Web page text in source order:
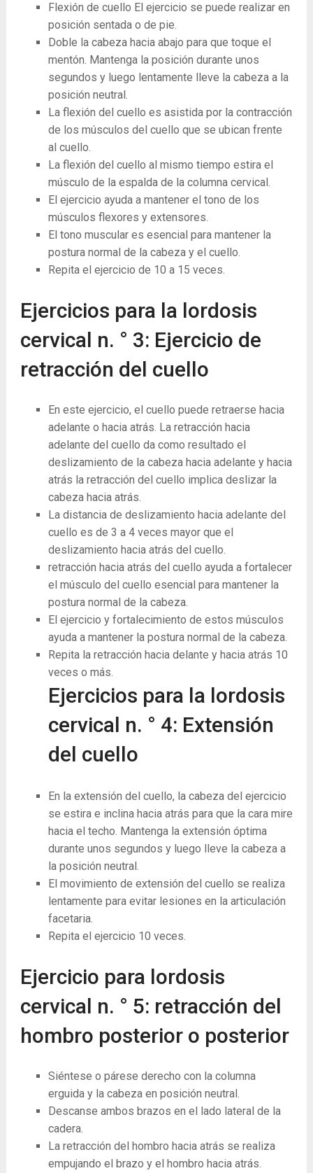
Flexión de cuello El ejercicio se puede realizar en
posición sentada o de pie.
Doble la cabeza hacia abajo para que toque el
mentón. Mantenga la posición durante unos
segundos y luego lentamente lleve la cabeza a la
posición neutral.
La ​​flexión del cuello es asistida por la contracción
de los músculos del cuello que se ubican frente
al cuello.
La ​​flexión del cuello al mismo tiempo estira el
músculo de la espalda de la columna cervical.
El ejercicio ayuda a mantener el tono de los
músculos flexores y extensores.
El tono muscular es esencial para mantener la
postura normal de la cabeza y el cuello.
Repita el ejercicio de 10 a 15 veces.
Ejercicios para la lordosis
cervical n. ° 3: Ejercicio de
retracción del cuello
En este ejercicio, el cuello puede retraerse hacia
adelante o hacia atrás. La retracción hacia
adelante del cuello da como resultado el
deslizamiento de la cabeza hacia adelante y hacia
atrás la retracción del cuello implica deslizar la
cabeza hacia atrás.
La ​​distancia de deslizamiento hacia adelante del
cuello es de 3 a 4 veces mayor que el
deslizamiento hacia atrás del cuello.
retracción hacia atrás del cuello ayuda a fortalecer
el músculo del cuello esencial para mantener la
postura normal de la cabeza.
El ejercicio y fortalecimiento de estos músculos
ayuda a mantener la postura normal de la cabeza.
Repita la retracción hacia delante y hacia atrás 10
veces o más.
Ejercicios para la lordosis
cervical n. ° 4: Extensión
del cuello
En la extensión del cuello, la cabeza del ejercicio
se estira e inclina hacia atrás para que la cara mire
hacia el techo. Mantenga la extensión óptima
durante unos segundos y luego lleve la cabeza a
la posición neutral.
El movimiento de extensión del cuello se realiza
lentamente para evitar lesiones en la articulación
facetaria.
Repita el ejercicio 10 veces.
Ejercicio para lordosis
cervical n. ° 5: retracción del
hombro posterior o posterior
Siéntese o párese derecho con la columna
erguida y la cabeza en posición neutral.
Descanse ambos brazos en el lado lateral de la
cadera.
La ​​retracción del hombro hacia atrás se realiza
empujando el brazo y el hombro hacia atrás.